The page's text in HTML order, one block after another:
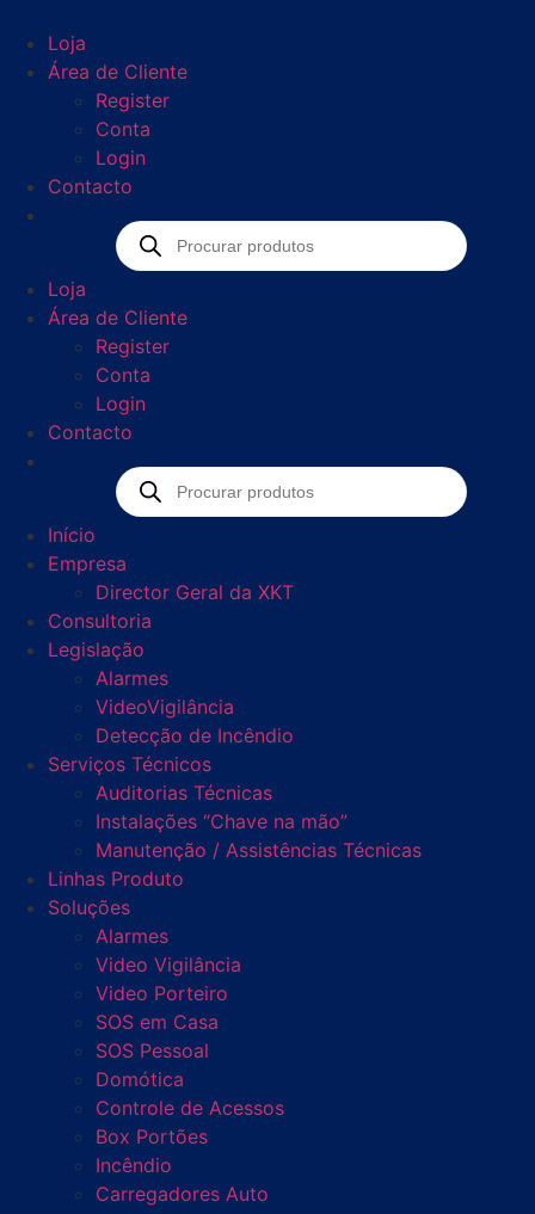
Loja
Área de Cliente
Register
Conta
Login
Contacto
Loja
Área de Cliente
Register
Conta
Login
Contacto
Início
Empresa
Director Geral da XKT
Consultoria
Legislação
Alarmes
VideoVigilância
Detecção de Incêndio
Serviços Técnicos
Auditorias Técnicas
Instalações “Chave na mão”
Manutenção / Assistências Técnicas
Linhas Produto
Soluções
Alarmes
Video Vigilância
Video Porteiro
SOS em Casa
SOS Pessoal
Domótica
Controle de Acessos
Box Portões
Incêndio
Carregadores Auto